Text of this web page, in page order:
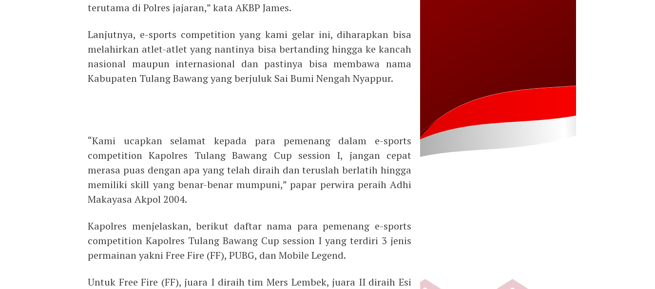
terutama di Polres jajaran,” kata AKBP James.
Lanjutnya, e-sports competition yang kami gelar ini, diharapkan bisa
melahirkan atlet-atlet yang nantinya bisa bertanding hingga ke kancah
nasional maupun internasional dan pastinya bisa membawa nama
Kabupaten Tulang Bawang yang berjuluk Sai Bumi Nengah Nyappur.
“Kami ucapkan selamat kepada para pemenang dalam e-sports
competition Kapolres Tulang Bawang Cup session I, jangan cepat
merasa puas dengan apa yang telah diraih dan teruslah berlatih hingga
memiliki skill yang benar-benar mumpuni,” papar perwira peraih Adhi
Makayasa Akpol 2004.
Kapolres menjelaskan, berikut daftar nama para pemenang e-sports
competition Kapolres Tulang Bawang Cup session I yang terdiri 3 jenis
permainan yakni Free Fire (FF), PUBG, dan Mobile Legend.
Untuk Free Fire (FF), juara I diraih tim Mers Lembek, juara II diraih Esi